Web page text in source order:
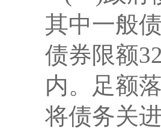
其中一般
债券限额
内。足额
将债务关